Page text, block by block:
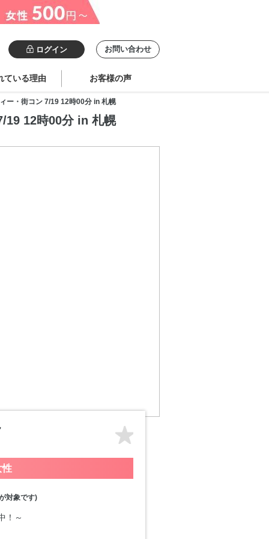
ログイン お問い合わせ
ている理由 お客様の声
ー・街コン 7/19 12時00分 in 札幌
19 12時00分 in 札幌
性
対象です)
！～